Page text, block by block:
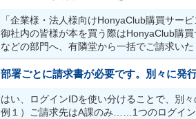
「企業様・法人様向けHonyaClub購買サー
御社内の皆様が本を買う際はHonyaClub購
などの部門へ、有隣堂から一括でご請求い
部署ごとに請求書が必要です。別々に発
はい、ログインIDを使い分けることで、別
例１）ご請求先はA課のみ……1つのログイ